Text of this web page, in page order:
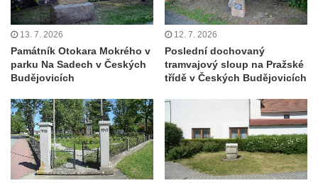
Kenotaf Gerharda Adolfa Johanna Sauera
na hřbitově ve Velkém Šenově
Pomník obětem 1. světové války před
kostelem svatého Bartoloměje ve Velkém
Kenotaf Václava Liprta na hřbitově v
Cítolibech
Kenotaf Františka Malypetra na hřbitově v
Cítolibech
13. 7. 2026
Památník Otokara Mokrého v
parku Na Sadech v Českých
Budějovicích
12. 7. 2026
Poslední dochovaný
tramvajový sloup na Pražské
třídě v Českých Budějovicích